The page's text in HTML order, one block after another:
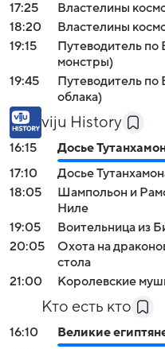
17:25
Властелины
18:20
Властелины
19:15
Путеводитель по
монстры)
19:45
Путеводитель по
облака)
viju History
16:15
Досье
17:10
Досье
18:05
Шампольон и
Ниле
19:05
Воительница из
20:05
Охота на
стола
21:00
Королевские
Кто есть кто
16:10
Великие